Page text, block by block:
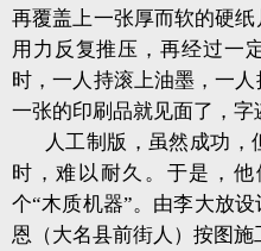
再覆盖上一张厚而软的硬
用力反复推压，再经过一
时，一人持滚上油墨，一
一张的印刷品就见面了，字
人工制版，虽然成功
时，难以耐久。于是，
个“木质机器”。由李大放
恩（大名县前街人）按图施